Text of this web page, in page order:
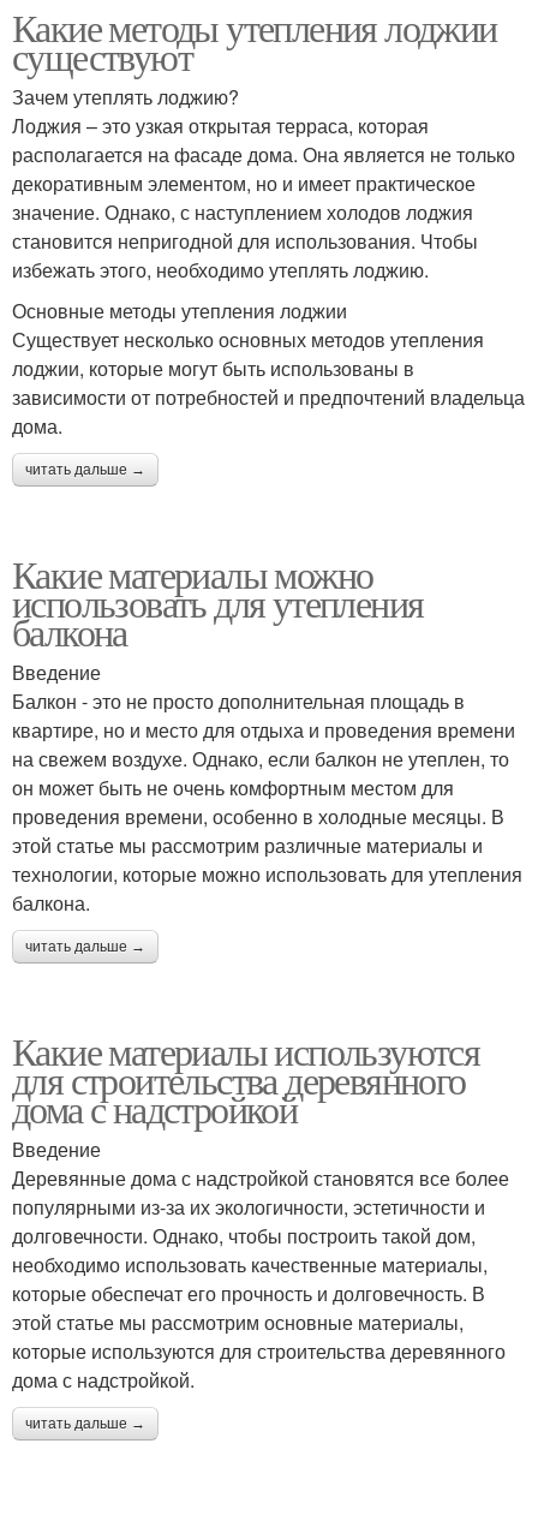
Какие методы утепления лоджии
существуют
Зачем утеплять лоджию?
Лоджия – это узкая открытая терраса, которая
располагается на фасаде дома. Она является не только
декоративным элементом, но и имеет практическое
значение. Однако, с наступлением холодов лоджия
становится непригодной для использования. Чтобы
избежать этого, необходимо утеплять лоджию.
Основные методы утепления лоджии
Существует несколько основных методов утепления
лоджии, которые могут быть использованы в
зависимости от потребностей и предпочтений владельца
дома.
читать дальше →
Какие материалы можно
использовать для утепления
балкона
Введение
Балкон - это не просто дополнительная площадь в
квартире, но и место для отдыха и проведения времени
на свежем воздухе. Однако, если балкон не утеплен, то
он может быть не очень комфортным местом для
проведения времени, особенно в холодные месяцы. В
этой статье мы рассмотрим различные материалы и
технологии, которые можно использовать для утепления
балкона.
читать дальше →
Какие материалы используются
для строительства деревянного
дома с надстройкой
Введение
Деревянные дома с надстройкой становятся все более
популярными из-за их экологичности, эстетичности и
долговечности. Однако, чтобы построить такой дом,
необходимо использовать качественные материалы,
которые обеспечат его прочность и долговечность. В
этой статье мы рассмотрим основные материалы,
которые используются для строительства деревянного
дома с надстройкой.
читать дальше →